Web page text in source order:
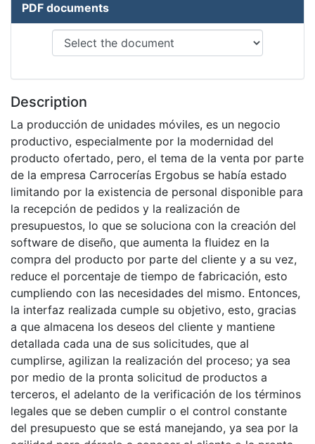
PDF documents
Description
La producción de unidades móviles, es un negocio
productivo, especialmente por la modernidad del
producto ofertado, pero, el tema de la venta por parte
de la empresa Carrocerías Ergobus se había estado
limitando por la existencia de personal disponible para
la recepción de pedidos y la realización de
presupuestos, lo que se soluciona con la creación del
software de diseño, que aumenta la fluidez en la
compra del producto por parte del cliente y a su vez,
reduce el porcentaje de tiempo de fabricación, esto
cumpliendo con las necesidades del mismo. Entonces,
la interfaz realizada cumple su objetivo, esto, gracias
a que almacena los deseos del cliente y mantiene
detallada cada una de sus solicitudes, que al
cumplirse, agilizan la realización del proceso; ya sea
por medio de la pronta solicitud de productos a
terceros, el adelanto de la verificación de los términos
legales que se deben cumplir o el control constante
del presupuesto que se está manejando, ya sea por la